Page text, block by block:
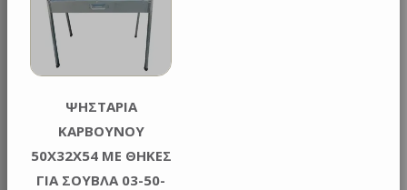
ΨΗΣΤΑΡΙΑ
ΚΑΡΒΟΥΝΟΥ
50X32X54 ΜΕ ΘΗΚΕΣ
ΓΙΑ ΣΟΥΒΛΑ 03-50-